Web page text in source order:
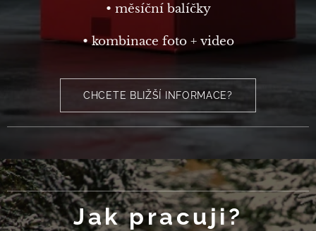
• měsíční balíčky
• kombinace foto + video
CHCETE BLIŽŠÍ INFORMACE?
Jak pracuji?